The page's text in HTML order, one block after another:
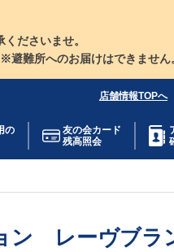
ださいませ。
難所へのお届けはできません
店舗情報TOPへ
の
友の会カード
残高照会
ン レーヴブラ